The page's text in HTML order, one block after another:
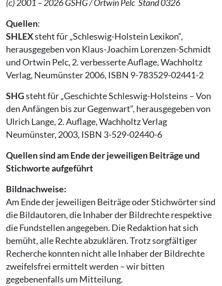
(c) 2001 – 2026 GSHG / Ortwin Pelc Stand 0326
Quellen:
SHLEXsteht für „Schleswig-Holstein Lexikon“,
herausgegeben von Klaus-Joachim Lorenzen-Schmidt
und Ortwin Pelc, 2. verbesserte Auflage, Wachholtz
Verlag, Neumünster 2006, ISBN 9-783529-02441-2
SHGsteht für „Geschichte Schleswig-Holsteins – Von
den Anfängen bis zur Gegenwart“, herausgegeben von
Ulrich Lange, 2. Auflage, Wachholtz Verlag
Neumünster, 2003, ISBN 3-529-02440-6
Quellen sind am Ende der jeweiligen Beiträge und
Stichworte aufgeführt
Bildnachweise:
Am Ende der jeweiligen Beiträge oder Stichwörter sind
die Bildautoren, die Inhaber der Bildrechte respektive
die Fundstellen angegeben. Die Redaktion hat sich
bemüht, alle Rechte abzuklären. Trotz sorgfältiger
Recherche konnten nicht alle Inhaber der Bildrechte
zweifelsfrei ermittelt werden – wir bitten
gegebenenfalls um Mitteilung.